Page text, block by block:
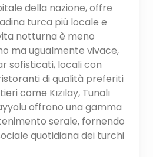
della nazione, offre
turca più locale e
notturna è meno
ma ugualmente vivace,
sofisticati, locali con
di qualità preferiti
come Kızılay, Tunalı
offrono una gamma
serale, fornendo
quotidiana dei turchi